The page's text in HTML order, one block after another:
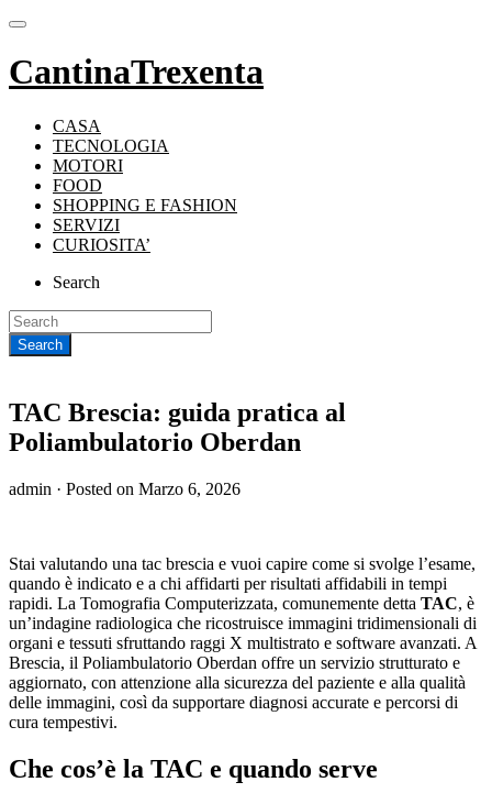
CantinaTrexenta
CASA
TECNOLOGIA
MOTORI
FOOD
SHOPPING E FASHION
SERVIZI
CURIOSITA’
Search
TAC Brescia: guida pratica al
Poliambulatorio Oberdan
admin · Posted on Marzo 6, 2026
Stai valutando una tac brescia e vuoi capire come si svolge l’esame,
quando è indicato e a chi affidarti per risultati affidabili in tempi
rapidi. La Tomografia Computerizzata, comunemente detta TAC, è
un’indagine radiologica che ricostruisce immagini tridimensionali di
organi e tessuti sfruttando raggi X multistrato e software avanzati. A
Brescia, il Poliambulatorio Oberdan offre un servizio strutturato e
aggiornato, con attenzione alla sicurezza del paziente e alla qualità
delle immagini, così da supportare diagnosi accurate e percorsi di
cura tempestivi.
Che cos’è la TAC e quando serve